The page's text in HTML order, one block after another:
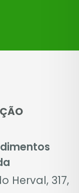
Herval, 317,